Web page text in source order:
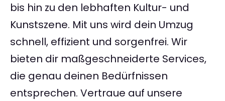
bis hin zu den lebhaften Kultur- und
Kunstszene. Mit uns wird dein Umzug
schnell, effizient und sorgenfrei. Wir
bieten dir maßgeschneiderte Services,
die genau deinen Bedürfnissen
entsprechen. Vertraue auf unsere